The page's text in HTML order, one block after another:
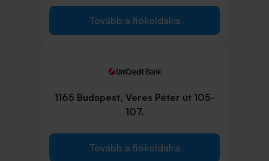
Tovább a fiókoldalra
1165 Budapest, Veres Péter út 105-
107.
Tovább a fiókoldalra